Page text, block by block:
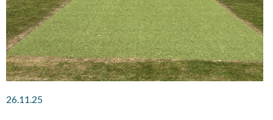
26.11.25